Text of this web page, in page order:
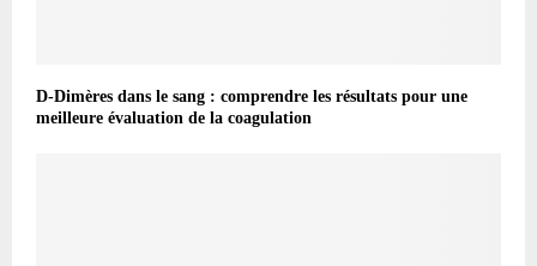
D-Dimères dans le sang : comprendre les résultats pour une
meilleure évaluation de la coagulation